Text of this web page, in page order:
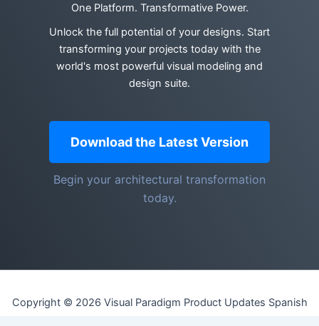
One Platform. Transformative Power.
Unlock the full potential of your designs. Start
transforming your projects today with the
world's most powerful visual modeling and
design suite.
Download the Latest Version
Begin your architectural transformation
today.
Copyright © 2026 Visual Paradigm Product Updates Spanish